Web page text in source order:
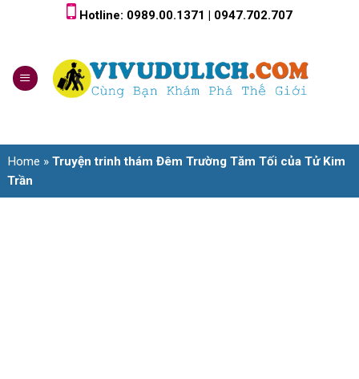
Hotline: 0989.00.1371 | 0947.702.707
Home » Truyện trinh thám Đêm Trường Tăm Tối của Tử Kim
Trần